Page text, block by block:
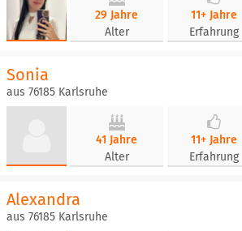
29 Jahre
Alter
11+ Jahre
Erfahrung
Sonia
aus 76185 Karlsruhe
41 Jahre
Alter
11+ Jahre
Erfahrung
Alexandra
aus 76185 Karlsruhe